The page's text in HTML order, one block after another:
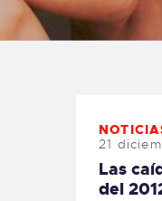
TIENDA
WEBCAM
21
Las
del